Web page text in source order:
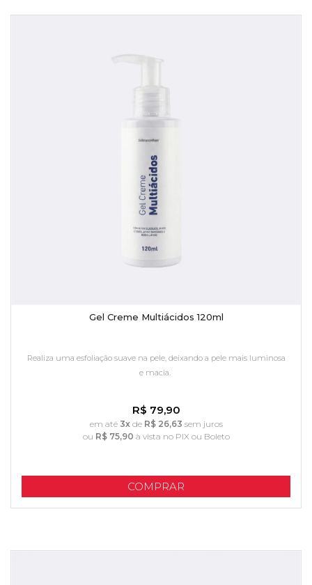
Gel Creme Multiácidos 120ml
Realiza uma esfoliação suave na pele, deixando a pele mais luminosa
e macia.
R$ 79,90
em até 3xde R$ 26,63 sem juros
ou R$ 75,90 à vista no PIX ou Boleto
COMPRAR